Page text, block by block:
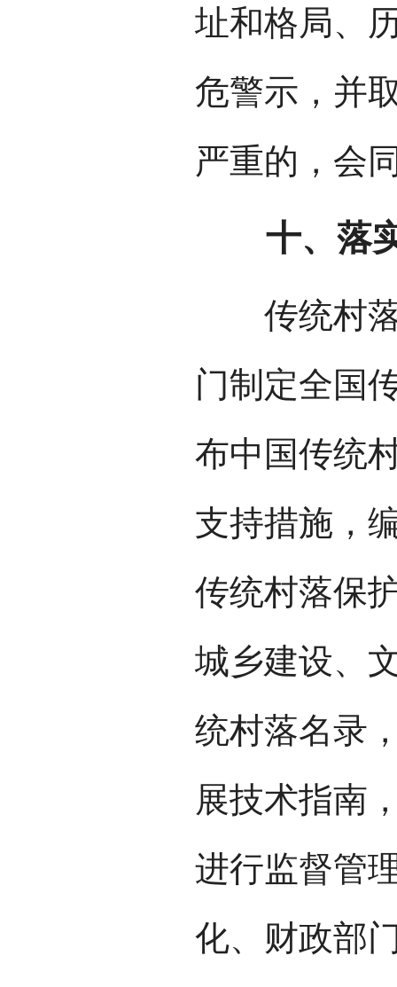
址和格局、
危警示，并
严重的，会
十、落实
传统村落
门制定全国
布中国传统
支持措施，
传统村落保
城乡建设、
统村落名录
展技术指南
进行监督管
化、财政部